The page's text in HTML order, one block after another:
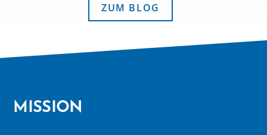
ZUM BLOG
MISSION